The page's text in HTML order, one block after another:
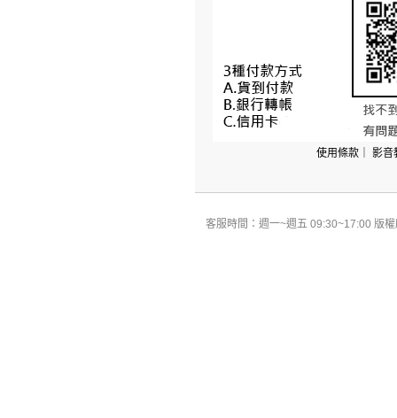
使用條款 影音
客服時間：週一~週五 09:30~17:00 版